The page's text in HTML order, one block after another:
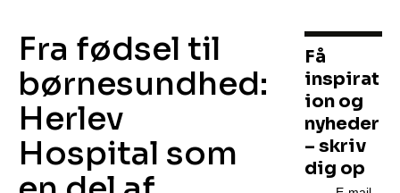
Fra fødsel til
børnesundhed:
Herlev
Hospital som
Få
inspirat
ion og
nyheder
– skriv
dig op